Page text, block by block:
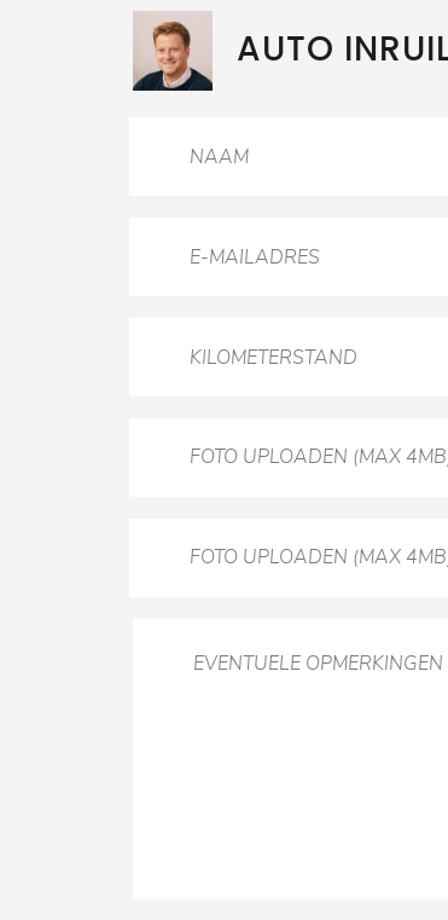
AUTO
FOTO UPLOADEN (MAX
FOTO UPLOADEN (MAX